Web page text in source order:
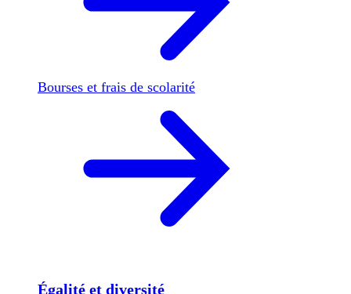
Bourses et frais de scolarité
Égalité et diversité